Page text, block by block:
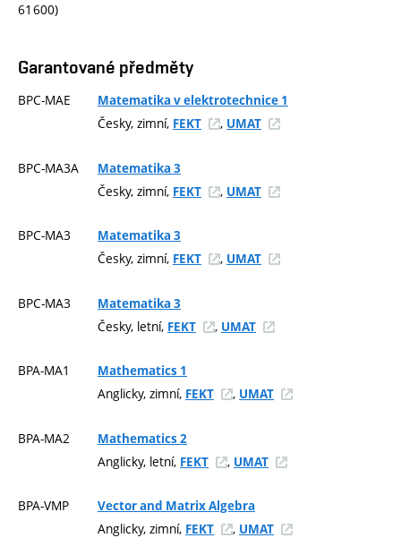
61600)
Garantované předměty
BPC-MAE Matematika v elektrotechnice 1
Česky, zimní, FEKT , UMAT
BPC-MA3A Matematika 3
Česky, zimní, FEKT , UMAT
BPC-MA3 Matematika 3
Česky, zimní, FEKT , UMAT
BPC-MA3 Matematika 3
Česky, letní, FEKT , UMAT
BPA-MA1 Mathematics 1
Anglicky, zimní, FEKT , UMAT
BPA-MA2 Mathematics 2
Anglicky, letní, FEKT , UMAT
BPA-VMP Vector and Matrix Algebra
Anglicky, zimní, FEKT , UMAT